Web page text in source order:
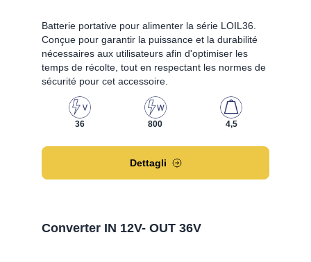
Batterie portative pour alimenter la série LOIL36.
Conçue pour garantir la puissance et la durabilité
nécessaires aux utilisateurs afin d'optimiser les
temps de récolte, tout en respectant les normes de
sécurité pour cet accessoire.
36 800 4,5
Dettagli
Converter IN 12V- OUT 36V